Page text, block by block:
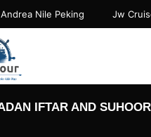
Jw
Andrea Nile Peking
IFTAR AND